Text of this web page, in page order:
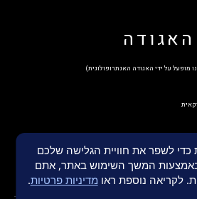
מופעל על ידי האגודה האנתרופולוגית)
כדי לשפר את חוויית הגלישה שלכם
המשך השימוש באתר, אתם
לקריאה נוספת ראו מדיניות פרטיות.